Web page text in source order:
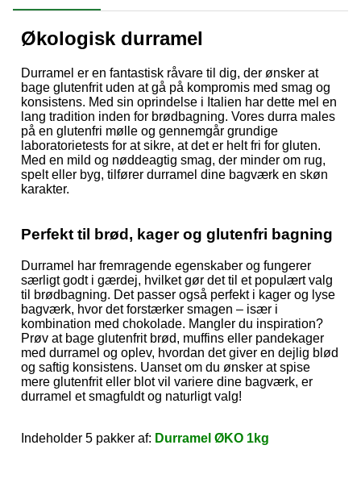
Økologisk durramel
Durramel er en fantastisk råvare til dig, der ønsker at
bage glutenfrit uden at gå på kompromis med smag og
konsistens. Med sin oprindelse i Italien har dette mel en
lang tradition inden for brødbagning. Vores durra males
på en glutenfri mølle og gennemgår grundige
laboratorietests for at sikre, at det er helt fri for gluten.
Med en mild og nøddeagtig smag, der minder om rug,
spelt eller byg, tilfører durramel dine bagværk en skøn
karakter.
Perfekt til brød, kager og glutenfri bagning
Durramel har fremragende egenskaber og fungerer
særligt godt i gærdej, hvilket gør det til et populært valg
til brødbagning. Det passer også perfekt i kager og lyse
bagværk, hvor det forstærker smagen – især i
kombination med chokolade. Mangler du inspiration?
Prøv at bage glutenfrit brød, muffins eller pandekager
med durramel og oplev, hvordan det giver en dejlig blød
og saftig konsistens. Uanset om du ønsker at spise
mere glutenfrit eller blot vil variere dine bagværk, er
durramel et smagfuldt og naturligt valg!
Indeholder 5 pakker af: Durramel ØKO 1kg